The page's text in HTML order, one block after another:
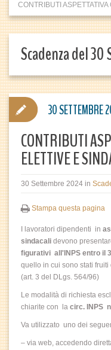
CONTRIBUTI
Scadenza del
CONTRIBUTI
ELETTIVE E
30 Settembre 2024 in
Stampa questa pagina
I lavoratori dipendenti in
sindacali devono
figurativi all'INPS entro il
quello in cui sono stati
(art. 3 del DLgs. 564/96)
Le modalità di richiesta
chiarite con la circ. INPS
Va utilizzato uno dei
– via web, accedendo
30 SETTEMBRE